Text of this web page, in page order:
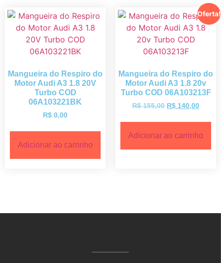
Mangueira do Respiro do
Motor Audi A3 1.8 20V
Turbo COD
06A103221BK
R$ 0,00
Adicionar ao carrinho
Oferta!
Mangueira do Respiro do
Motor Audi A3 1.8 20v
Turbo COD 06A103213F
R$155,00 R$ 140,00
Adicionar ao carrinho